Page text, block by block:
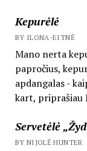
Kepurėlė
BY ILONA-EITNĖ
Mano nerta
papročius,
apdangalas -
kart, priprašiau
Servetėlė
BY NIJOLĖ HUNTER